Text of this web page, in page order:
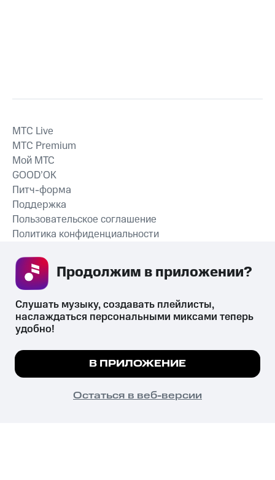
СКАЧАТЬ ПРИЛОЖЕНИЕ
MTС Live
MTС Premium
Мой МТС
GOOD’OK
Питч-форма
Поддержка
Пользовательское соглашение
Политика конфиденциальности
психотропных веществ, их аналогов причиняет вред здоровью,
их незаконный оборот запрещён и влечёт установленную
законодательством ответственность.
© 2026 ООО «КИОН».
Все права защищены
Мы используем куки, чтобы на сайте все
Подробнее
ПОНЯТНО
Слушать музыку, создавать плейлисты,
наслаждаться персональными миксами теперь
удобно!
В ПРИЛОЖЕНИЕ
Остаться в веб-версии